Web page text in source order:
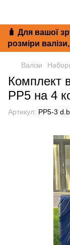
🧳 Для вашої
розміри
Валізи
Комплект
PP5 на 4
Артикул: PP5-3